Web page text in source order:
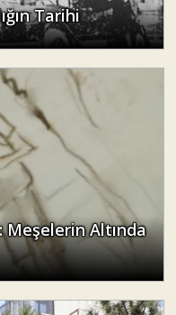
Tarihi
Meşelerin Altında